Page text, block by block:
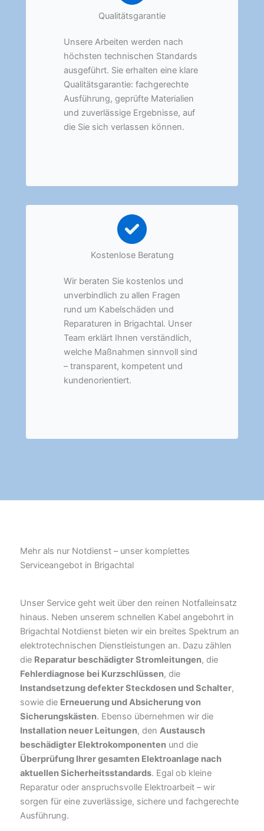
Qualitätsgarantie
Unsere Arbeiten werden nach
höchsten technischen Standards
ausgeführt. Sie erhalten eine klare
Qualitätsgarantie: fachgerechte
Ausführung, geprüfte Materialien
und zuverlässige Ergebnisse, auf
die Sie sich verlassen können.
Kostenlose Beratung
Wir beraten Sie kostenlos und
unverbindlich zu allen Fragen
rund um Kabelschäden und
Reparaturen in Brigachtal. Unser
Team erklärt Ihnen verständlich,
welche Maßnahmen sinnvoll sind
– transparent, kompetent und
kundenorientiert.
Mehr als nur Notdienst – unser komplettes
Serviceangebot in Brigachtal
Unser Service geht weit über den reinen Notfalleinsatz
hinaus. Neben unserem schnellen Kabel angebohrt in
Brigachtal Notdienst bieten wir ein breites Spektrum an
elektrotechnischen Dienstleistungen an. Dazu zählen
die Reparatur beschädigter Stromleitungen, die
Fehlerdiagnose bei Kurzschlüssen, die
Instandsetzung defekter Steckdosen und Schalter,
sowie die Erneuerung und Absicherung von
Sicherungskästen. Ebenso übernehmen wir die
Installation neuer Leitungen, den Austausch
beschädigter Elektrokomponenten und die
Überprüfung Ihrer gesamten Elektroanlage nach
aktuellen Sicherheitsstandards. Egal ob kleine
Reparatur oder anspruchsvolle Elektroarbeit – wir
sorgen für eine zuverlässige, sichere und fachgerechte
Ausführung.